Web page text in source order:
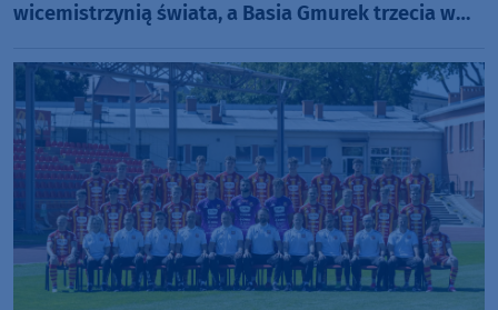
wicemistrzynią świata, a Basia Gmurek trzecia w